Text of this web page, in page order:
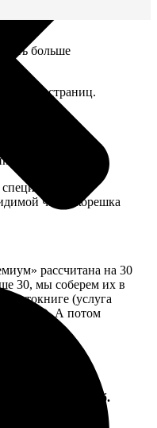
больше
до 100 страниц.
мм.
развороты
части корешка
рассчитана на 30
30, мы соберем их в
фотокниге (услуга
А потом
Цена, руб.